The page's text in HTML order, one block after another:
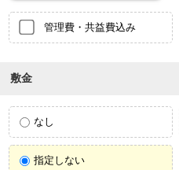
管理費・共益費込み
敷金
なし
指定しない